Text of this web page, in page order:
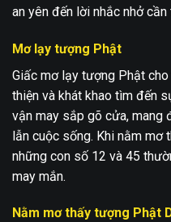
an yên đến lời nhắc nhở cần
Mơ lạy tượng Phật
Giấc mơ lạy tượng Phật
thiện và khát khao tìm đến
vận may sắp gõ cửa, mang
lẫn cuộc sống. Khi nằm mơ
những con số 12 và 45
may mắn.
Nằm mơ thấy tượng Phật